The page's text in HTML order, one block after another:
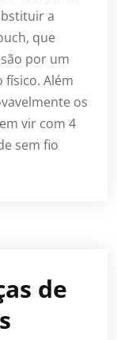
a
que
por um
Além
os
vir com 4
sem fio
de